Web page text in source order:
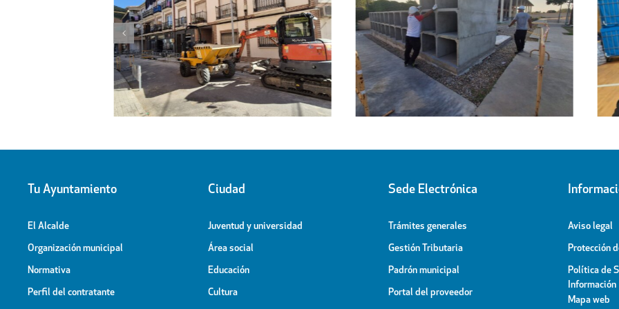
Obras de ampliación del
Cementerio-Tanatorio Municipal
Regresa a sus hogares el centenar
de personas acogidas en el
Pabellón Cubierto
Tu Ayuntamiento
El Alcalde
Organización municipal
Normativa
Perfil del contratante
Ciudad
Juventud y universidad
Área social
Educación
Cultura
Sede Electrónica
Trámites generales
Gestión Tributaria
Padrón municipal
Portal del proveedor
Aviso legal
Protección
Política de
Información
Mapa web